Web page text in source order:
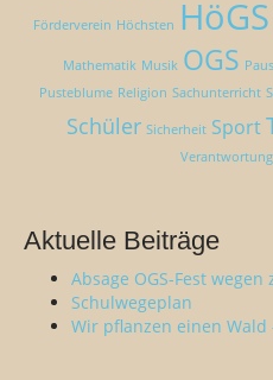
Förderverein Höchsten HöGS
Mathematik Musik OGS
Pusteblume Religion Sachunterricht
Schüler Sicherheit Sport
Verantwortung
Aktuelle Beiträge
Absage OGS-Fest
Schulwegeplan
Wir pflanzen einen Wald